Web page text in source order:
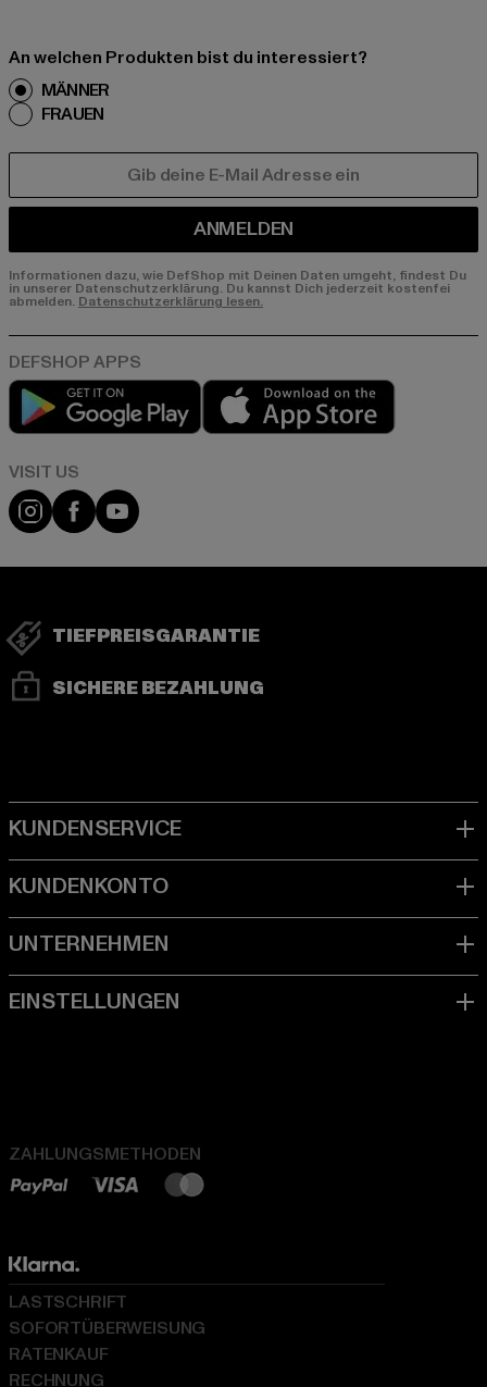
An welchen Produkten bist du interessiert?
MÄNNER
FRAUEN
ANMELDEN
Informationen dazu, wie DefShop mit Deinen Daten umgeht, findest Du
in unserer Datenschutzerklärung. Du kannst Dich jederzeit kostenfei
abmelden. Datenschutzerklärung lesen.
Play market
Visit our Instagram page:
Visit our Facebook page:
Visit our YouTube channel:
TIEFPREISGARANTIE
SICHERE BEZAHLUNG
ZAHLUNGSMETHODEN
LASTSCHRIFT
SOFORTÜBERWEISUNG
RATENKAUF
RECHNUNG